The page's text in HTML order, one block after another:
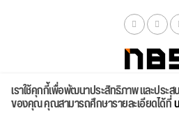
จัดสเปค ค้นหา บทความ รีวิวล่าสุด
เราใช้คุกกี้เพื่อพัฒนาประสิทธิภาพ และประ
ของคุณ คุณสามารถศึกษารายละเอียดได้ที่